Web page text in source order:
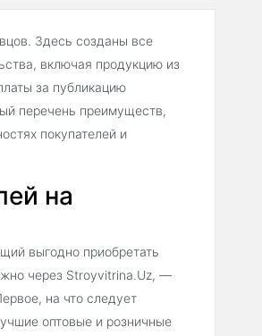
Здесь созданы все
включая продукцию из
за публикацию
перечень преимуществ,
покупателей и
на
выгодно приобретать
через Stroyvitrina.Uz, —
на что следует
оптовые и розничные